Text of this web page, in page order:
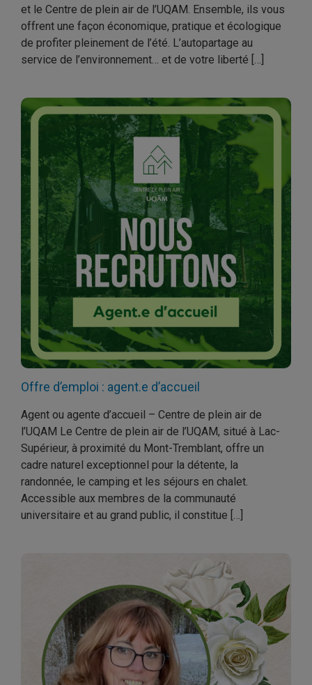
et le Centre de plein air de l’UQAM. Ensemble, ils vous
offrent une façon économique, pratique et écologique
de profiter pleinement de l’été. L’autopartage au
service de l’environnement… et de votre liberté […]
Offre d’emploi : agent.e d’accueil
Agent ou agente d’accueil – Centre de plein air de
l’UQAM Le Centre de plein air de l’UQAM, situé à Lac-
Supérieur, à proximité du Mont-Tremblant, offre un
cadre naturel exceptionnel pour la détente, la
randonnée, le camping et les séjours en chalet.
Accessible aux membres de la communauté
universitaire et au grand public, il constitue […]